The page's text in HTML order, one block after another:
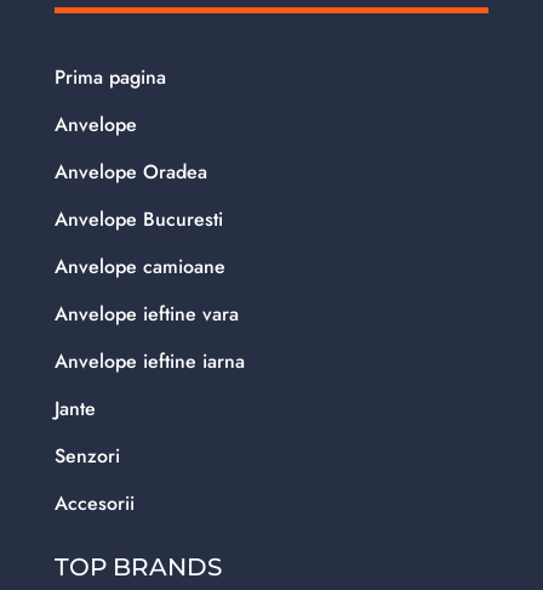
Prima pagina
Anvelope
Anvelope Oradea
Anvelope Bucuresti
Anvelope camioane
Anvelope ieftine vara
Anvelope ieftine iarna
Jante
Senzori
Accesorii
TOP BRANDS